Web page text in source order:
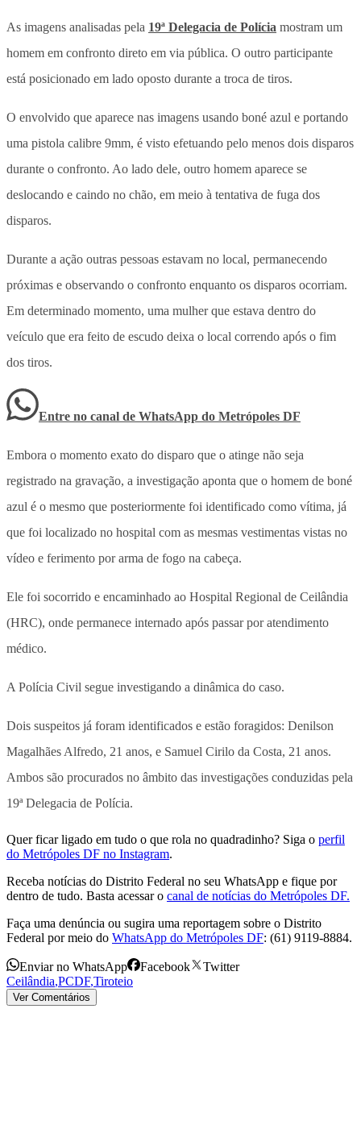
As imagens analisadas pela 19ª Delegacia de Polícia mostram um
homem em confronto direto em via pública. O outro participante
está posicionado em lado oposto durante a troca de tiros.
O envolvido que aparece nas imagens usando boné azul e portando
uma pistola calibre 9mm, é visto efetuando pelo menos dois disparos
durante o confronto. Ao lado dele, outro homem aparece se
deslocando e caindo no chão, em meio à tentativa de fuga dos
disparos.
Durante a ação outras pessoas estavam no local, permanecendo
próximas e observando o confronto enquanto os disparos ocorriam.
Em determinado momento, uma mulher que estava dentro do
veículo que era feito de escudo deixa o local correndo após o fim
dos tiros.
Entre no canal de WhatsApp do Metrópoles DF
Embora o momento exato do disparo que o atinge não seja
registrado na gravação, a investigação aponta que o homem de boné
azul é o mesmo que posteriormente foi identificado como vítima, já
que foi localizado no hospital com as mesmas vestimentas vistas no
vídeo e ferimento por arma de fogo na cabeça.
Ele foi socorrido e encaminhado ao Hospital Regional de Ceilândia
(HRC), onde permanece internado após passar por atendimento
médico.
A Polícia Civil segue investigando a dinâmica do caso.
Dois suspeitos já foram identificados e estão foragidos: Denilson
Magalhães Alfredo, 21 anos, e Samuel Cirilo da Costa, 21 anos.
Ambos são procurados no âmbito das investigações conduzidas pela
19ª Delegacia de Polícia.
Quer ficar ligado em tudo o que rola no quadradinho? Siga o perfil
do Metrópoles DF no Instagram.
Receba notícias do Distrito Federal no seu WhatsApp e fique por
dentro de tudo. Basta acessar o canal de notícias do Metrópoles DF.
Faça uma denúncia ou sugira uma reportagem sobre o Distrito
Federal por meio do WhatsApp do Metrópoles DF: (61) 9119-8884.
Enviar no WhatsApp Facebook
Twitter
Ceilândia,PCDF,Tiroteio
Ver Comentários